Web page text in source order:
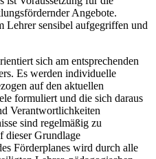
Angebote.
sensibel aufgegriffen und
sich am entsprechenden
Es werden individuelle
auf den aktuellen
formuliert und die sich daraus
Verantwortlichkeiten
sind regelmäßig zu
dieser Grundlage
Förderplanes wird durch alle